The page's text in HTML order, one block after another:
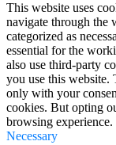
This website uses
navigate through the
categorized as
essential for the
also use third-party
you use this website.
only with your
cookies. But opting
browsing experience.
Necessary